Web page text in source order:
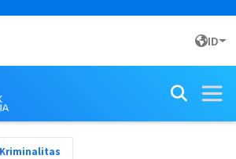
ID
Kriminalitas